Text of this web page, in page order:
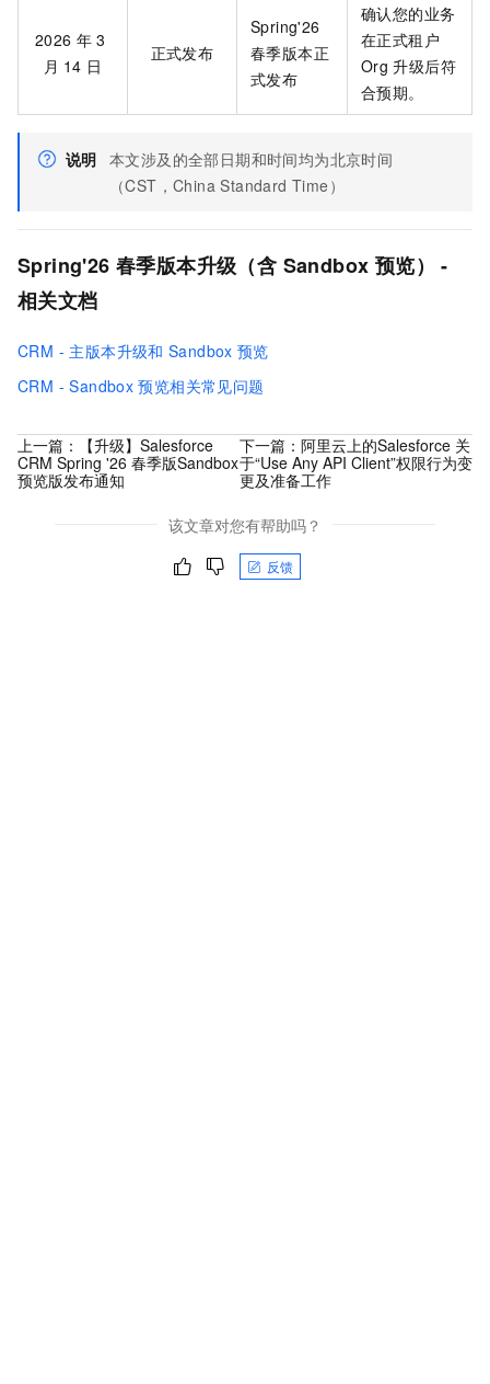
2026 年 3
月 14 日
正式发布
Spring'26
春季版本正
式发布
确认您的业务
在正式租户
Org 升级后符
合预期。
说明 本文涉及的全部日期和时间均为北京时间
（CST，China Standard Time）
Spring'26 春季版本升级（含 Sandbox 预览） -
相关文档
CRM - 主版本升级和 Sandbox 预览
CRM - Sandbox 预览相关常见问题
上一篇：
【升级】Salesforce
CRM Spring '26 春季版Sandbox
预览版发布通知
下一篇： 阿里云上的Salesforce 关
于“Use Any API Client”权限行为变
更及准备工作
该文章对您有帮助吗？
反馈